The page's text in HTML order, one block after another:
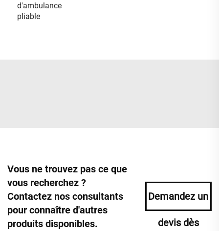
d'ambulance
pliable
Vous ne trouvez pas ce que
vous recherchez ?
Contactez nos consultants
pour connaître d'autres
produits disponibles.
Demandez un
devis dès